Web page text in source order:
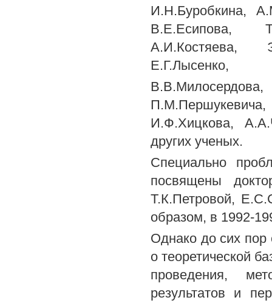
И.Н.Буробкина,
В.Е.Есипова,
А.И.Костяева,
Е.Г.Лысенко,
И.Ф.Хицкова,
других ученых.
Специально
посвящены
Т.К.Петровой,
образом, в 1992-
Однако до сих пор
о теоретической
проведения,
результатов и